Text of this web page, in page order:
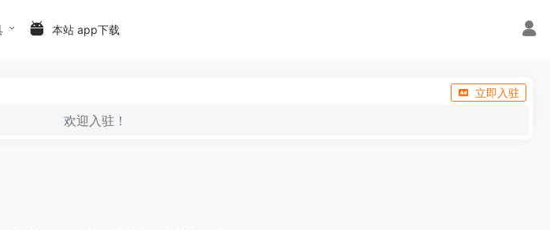
本站 app下载
立即入驻
欢迎入驻！